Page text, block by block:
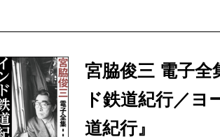
宮脇俊三 電子全
ド鉄道紀行／ヨ
道紀行』